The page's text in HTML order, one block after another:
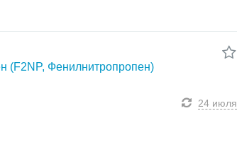
(F2NP, Фенилнитропропен)
24 июля